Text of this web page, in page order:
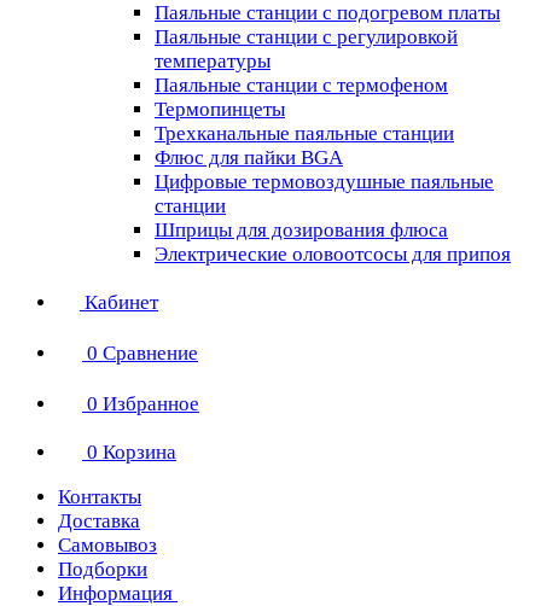
Паяльные станции с подогревом платы
Паяльные станции с регулировкой
температуры
Паяльные станции с термофеном
Термопинцеты
Трехканальные паяльные станции
Флюс для пайки BGA
Цифровые термовоздушные паяльные
станции
Шприцы для дозирования флюса
Электрические оловоотсосы для припоя
Кабинет
0 Сравнение
0 Избранное
0 Корзина
Контакты
Доставка
Самовывоз
Подборки
Информация